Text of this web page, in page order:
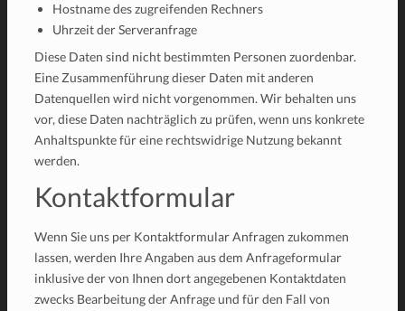
Hostname des zugreifenden Rechners
Uhrzeit der Serveranfrage
Diese Daten sind nicht bestimmten Personen zuordenbar.
Eine Zusammenführung dieser Daten mit anderen
Datenquellen wird nicht vorgenommen. Wir behalten uns
vor, diese Daten nachträglich zu prüfen, wenn uns konkrete
Anhaltspunkte für eine rechtswidrige Nutzung bekannt
werden.
Kontaktformular
Wenn Sie uns per Kontaktformular Anfragen zukommen
lassen, werden Ihre Angaben aus dem Anfrageformular
inklusive der von Ihnen dort angegebenen Kontaktdaten
zwecks Bearbeitung der Anfrage und für den Fall von